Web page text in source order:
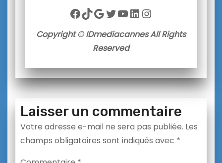
Facebook
TikTok
Google
Twitter
YouTube
LinkedIn
Instagram
Copyright © IDmediacannes All Rights
Reserved
Laisser un commentaire
Votre adresse e-mail ne sera pas publiée. Les
champs obligatoires sont indiqués avec *